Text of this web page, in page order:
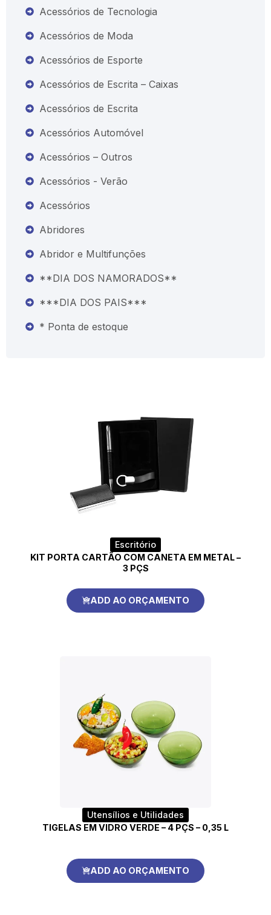
Acessórios de Tecnologia
Acessórios de Moda
Acessórios de Esporte
Acessórios de Escrita – Caixas
Acessórios de Escrita
Acessórios Automóvel
Acessórios – Outros
Acessórios - Verão
Acessórios
Abridores
Abridor e Multifunções
**DIA DOS NAMORADOS**
***DIA DOS PAIS***
* Ponta de estoque
Escritório
KIT PORTA CARTÃO COM CANETA EM METAL –
3 PÇS
ADD AO ORÇAMENTO
Utensílios e Utilidades
TIGELAS EM VIDRO VERDE – 4 PÇS – 0,35 L
ADD AO ORÇAMENTO